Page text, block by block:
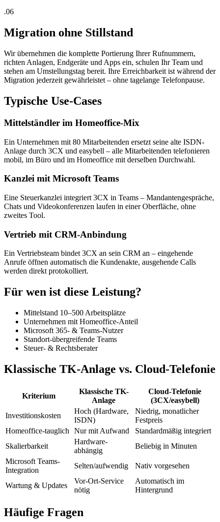
.06
Migration ohne Stillstand
Wir übernehmen die komplette Portierung Ihrer Rufnummern,
richten Anlagen, Endgeräte und Apps ein, schulen Ihr Team und
stehen am Umstellungstag bereit. Ihre Erreichbarkeit ist während der
Migration jederzeit gewährleistet – ohne tagelange Telefonpause.
Typische Use-Cases
Mittelständler im Homeoffice-Mix
Ein Unternehmen mit 80 Mitarbeitenden ersetzt seine alte ISDN-
Anlage durch 3CX und easybell – alle Mitarbeitenden telefonieren
mobil, im Büro und im Homeoffice mit derselben Durchwahl.
Kanzlei mit Microsoft Teams
Eine Steuerkanzlei integriert 3CX in Teams – Mandantengespräche,
Chats und Videokonferenzen laufen in einer Oberfläche, ohne
zweites Tool.
Vertrieb mit CRM-Anbindung
Ein Vertriebsteam bindet 3CX an sein CRM an – eingehende
Anrufe öffnen automatisch die Kundenakte, ausgehende Calls
werden direkt protokolliert.
Für wen ist diese Leistung?
Mittelstand 10–500 Arbeitsplätze
Unternehmen mit Homeoffice-Anteil
Microsoft 365- & Teams-Nutzer
Standort-übergreifende Teams
Steuer- & Rechtsberater
Klassische TK-Anlage vs. Cloud-Telefonie
Kriterium
Klassische TK-
Anlage
Cloud-Telefonie
(3CX/easybell)
Investitionskosten
Hoch (Hardware,
ISDN)
Niedrig, monatlicher
Festpreis
Homeoffice-tauglich
Nur mit Aufwand
Standardmäßig integriert
Skalierbarkeit
Hardware-
abhängig
Beliebig in Minuten
Microsoft Teams-
Integration
Selten/aufwendig Nativ vorgesehen
Wartung & Updates
Vor-Ort-Service
nötig
Automatisch im
Hintergrund
Häufige Fragen